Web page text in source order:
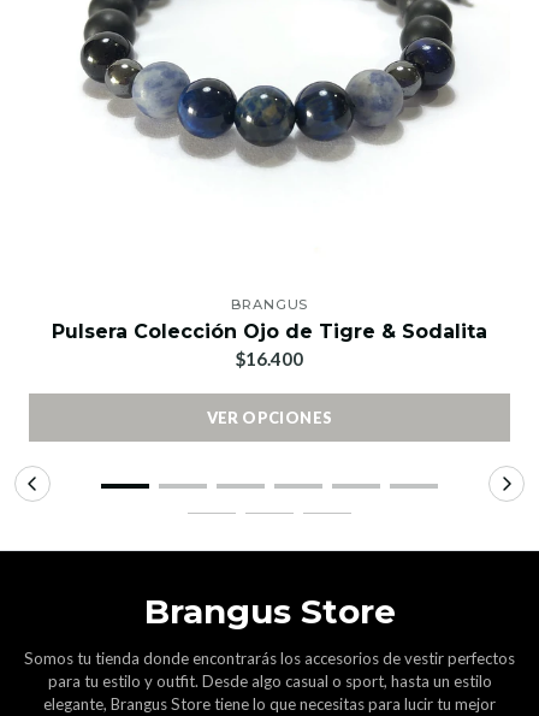
BRANGUS
Pulsera Colección Ojo de Tigre & Sodalita
$16.400
VER OPCIONES
Brangus Store
Somos tu tienda donde encontrarás los accesorios de vestir perfectos
para tu estilo y outfit. Desde algo casual o sport, hasta un estilo
elegante, Brangus Store tiene lo que necesitas para lucir tu mejor